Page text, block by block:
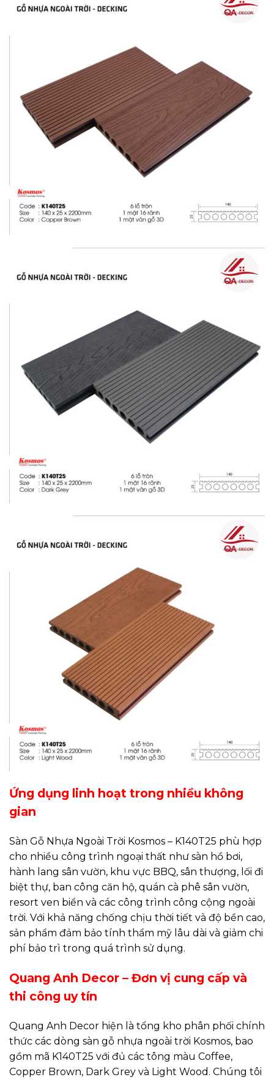
Ứng dụng linh hoạt trong nhiều không
gian
Sàn Gỗ Nhựa Ngoài Trời Kosmos – K140T25 phù hợp
cho nhiều công trình ngoại thất như sàn hồ bơi,
hành lang sân vườn, khu vực BBQ, sân thượng, lối đi
biệt thự, ban công căn hộ, quán cà phê sân vườn,
resort ven biển và các công trình công cộng ngoài
trời. Với khả năng chống chịu thời tiết và độ bền cao,
sản phẩm đảm bảo tính thẩm mỹ lâu dài và giảm chi
phí bảo trì trong quá trình sử dụng.
Quang Anh Decor – Đơn vị cung cấp và
thi công uy tín
Quang Anh Decor hiện là tổng kho phân phối chính
thức các dòng sàn gỗ nhựa ngoài trời Kosmos, bao
gồm mã K140T25 với đủ các tông màu Coffee,
Copper Brown, Dark Grey và Light Wood. Chúng tôi